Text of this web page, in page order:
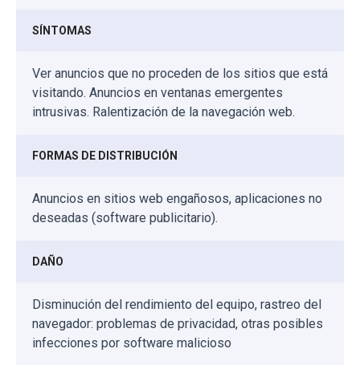
SÍNTOMAS
Ver anuncios que no proceden de los sitios que está
visitando. Anuncios en ventanas emergentes
intrusivas. Ralentización de la navegación web.
FORMAS DE DISTRIBUCIÓN
Anuncios en sitios web engañosos, aplicaciones no
deseadas (software publicitario).
DAÑO
Disminución del rendimiento del equipo, rastreo del
navegador: problemas de privacidad, otras posibles
infecciones por software malicioso